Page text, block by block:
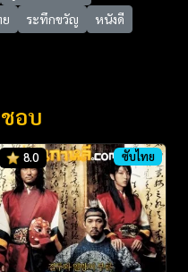
ระทึกขวัญ
หนังดี
อบ
8.0 ซับไทย